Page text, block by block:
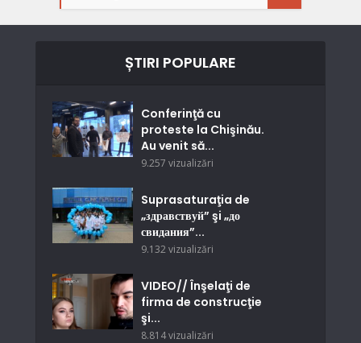
ȘTIRI POPULARE
Conferinţă cu
proteste la Chişinău.
Au venit să...
9.257 vizualizări
Suprasaturaţia de
„здравствуй” şi „до
свидания”...
9.132 vizualizări
VIDEO// Înşelaţi de
firma de construcţie
şi...
8.814 vizualizări